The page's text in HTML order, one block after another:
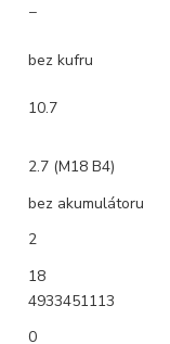
−
bez kufru
10.7
2.7 (M18 B4)
bez akumulátoru
2
18
4933451113
0